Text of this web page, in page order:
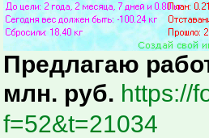
Предлагаю
млн. руб. https://
f=52&t=21034